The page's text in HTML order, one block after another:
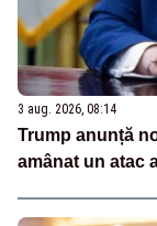
3 aug. 2026, 08:14
Trump anunță
amânat un atac